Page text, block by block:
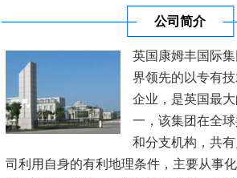
公司简介
英国康姆丰国际
界领先的以专有
企业，是英国最
一，该集团在全
和分支机构，共
司利用自身的有利地理条件，主要从事